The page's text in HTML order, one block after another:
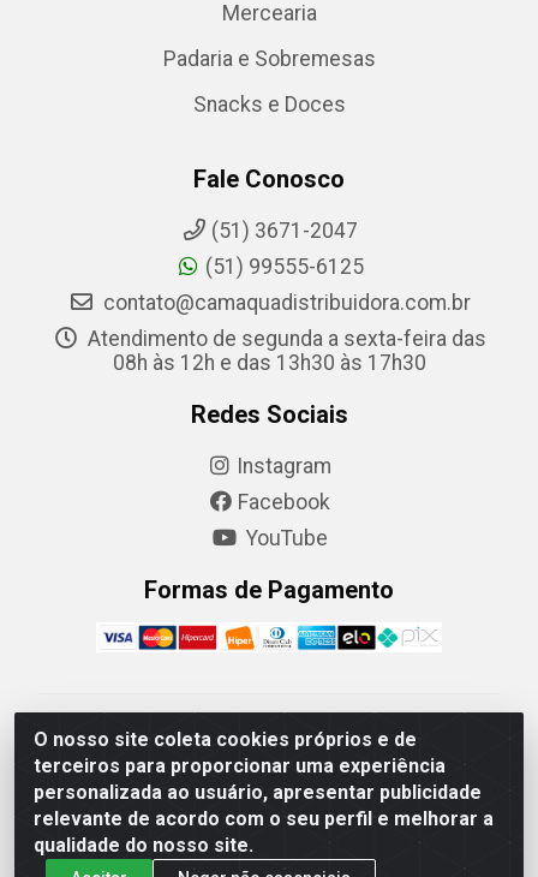
O nosso site coleta cookies próprios e de
terceiros para proporcionar uma experiência
personalizada ao usuário, apresentar publicidade
relevante de acordo com o seu perfil e melhorar a
qualidade do nosso site.
Mercearia
Padaria e Sobremesas
Snacks e Doces
Fale Conosco
(51) 3671-2047
(51) 99555-6125
contato@camaquadistribuidora.com.br
Atendimento de segunda a sexta-feira das
08h às 12h e das 13h30 às 17h30
Redes Sociais
Instagram
Facebook
YouTube
Formas de Pagamento
Camaquã Distribuidora Ltda - Avenida Conego Luiz W
Hanquet, 1001 - Parque Residencial do Arroio Duro,
Camaquã/RS - CEP 96.789-102 - CNPJ
07.061.124/0001-26